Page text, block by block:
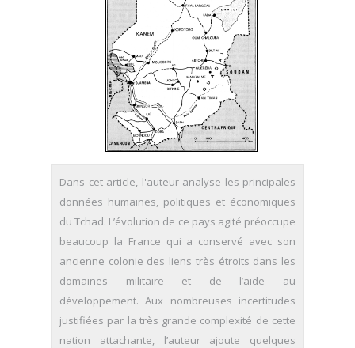
Dans cet article, l'auteur analyse les principales
données humaines, politiques et économiques
du Tchad. L’évolution de ce pays agité préoccupe
beaucoup la France qui a conservé avec son
ancienne colonie des liens très étroits dans les
domaines militaire et de l’aide au
développement. Aux nombreuses incertitudes
justifiées par la très grande complexité de cette
nation attachante, l’auteur ajoute quelques